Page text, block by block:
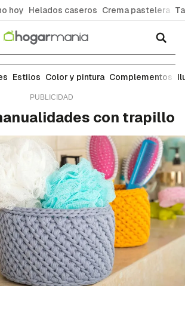
hoy Helados caseros Crema pastelera
Estilos Color y pintura Complementos
con trapillo